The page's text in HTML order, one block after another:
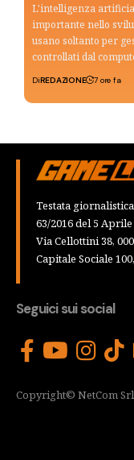
L'intelligenza
importante nello
usano soltanto per
controllati dal
DiREDAZIONE 7 ore fa
Testata
63/2016 del 5
Via Cellottini 38,
Capitale Sociale
Seguici sui social
Copyright© NetCom